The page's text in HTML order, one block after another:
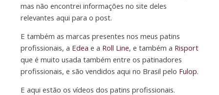
mas não encontrei informações no site deles
relevantes aqui para o post.
E também as marcas presentes nos meus patins
profissionais, a Edea e a Roll Line, e também a Risport
que é muito usada também entre os patinadores
profissionais, e são vendidos aqui no Brasil pelo Fulop.
E aqui estão os vídeos dos patins profissionais.